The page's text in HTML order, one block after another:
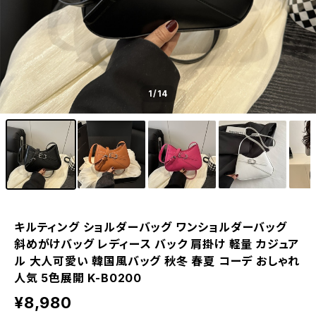
1/14
キルティング ショルダーバッグ ワンショルダーバッグ
斜めがけバッグ レディース バック 肩掛け 軽量 カジュア
ル 大人可愛い 韓国風バッグ 秋冬 春夏 コーデ おしゃれ
人気 5色展開 K-B0200
¥8,980